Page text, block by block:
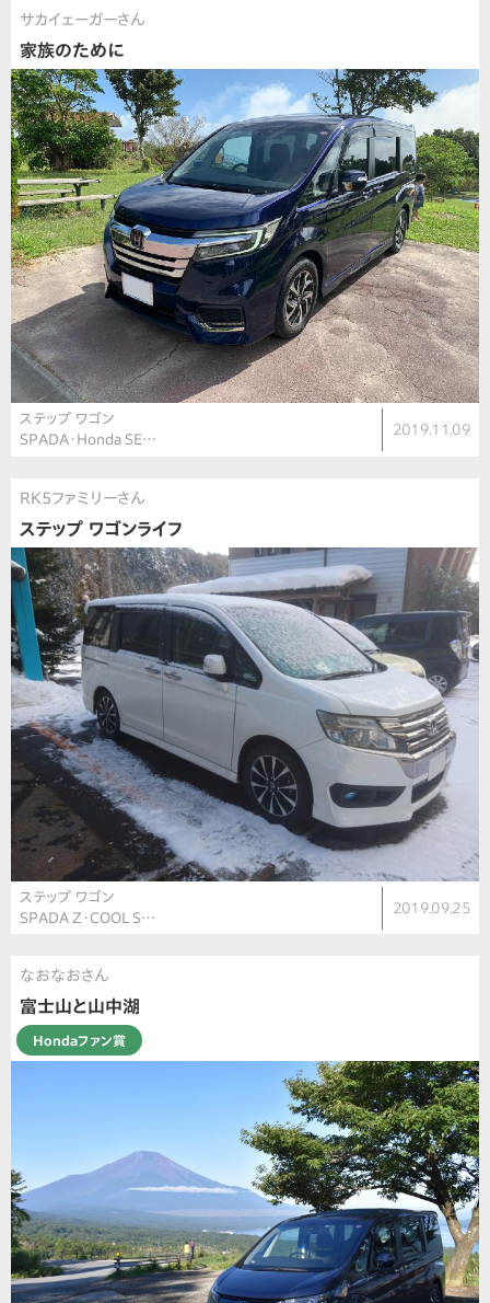
サカイェーガーさん
家族のために
ステップ ワゴン
SPADA・Honda SE…
2019.11.09
RK5ファミリーさん
ステップ ワゴンライフ
ステップ ワゴン
SPADA Z・COOL S…
2019.09.25
なおなおさん
富士山と山中湖
Hondaファン賞